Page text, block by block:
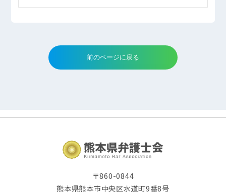
〒860-0844
熊本県熊本市中央区水道町9番8号